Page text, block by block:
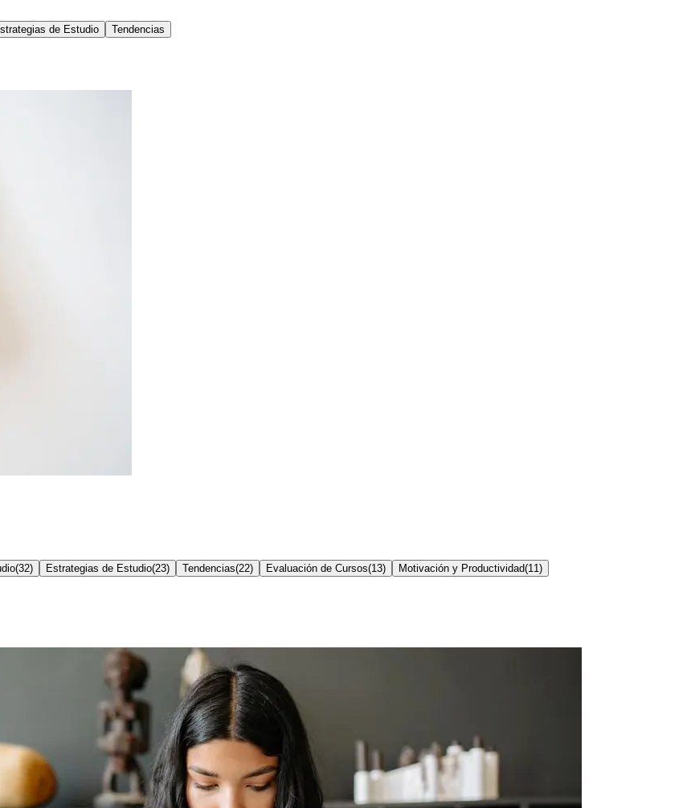
de Estudio Tendencias
(32) Estrategias de Estudio(23) Tendencias(22) Evaluación de Cursos(13) Motivación y Productividad(11 )